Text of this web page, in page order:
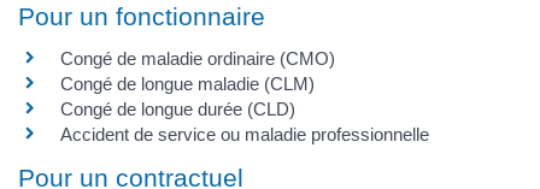
Pour un fonctionnaire
Congé de maladie ordinaire (CMO)
Congé de longue maladie (CLM)
Congé de longue durée (CLD)
Accident de service ou maladie professionnelle
Pour un contractuel